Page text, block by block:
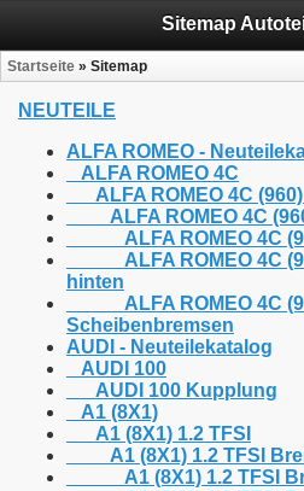
Startseite » Sitemap
NEUTEILE
ALFA ROMEO -
ALFA ROMEO 4C
ALFA ROMEO 4C (960)
ALFA ROMEO 4C
ALFA ROMEO 4C
ALFA ROMEO 4C
hinten
ALFA ROMEO 4C
Scheibenbremsen
AUDI - Neuteilekatalog
AUDI 100
AUDI 100 Kupplung
A1 (8X1)
A1 (8X1) 1.2 TFSI
A1 (8X1) 1.2 TFSI
A1 (8X1) 1.2 TFSI